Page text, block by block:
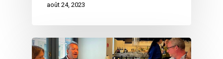
août 24, 2023
About Salient